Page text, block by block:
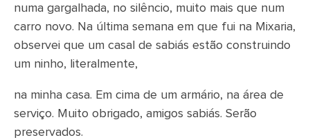
numa gargalhada, no silêncio, muito mais que num
carro novo. Na última semana em que fui na Mixaria,
observei que um casal de sabiás estão construindo
um ninho, literalmente,
na minha casa. Em cima de um armário, na área de
serviço. Muito obrigado, amigos sabiás. Serão
preservados.